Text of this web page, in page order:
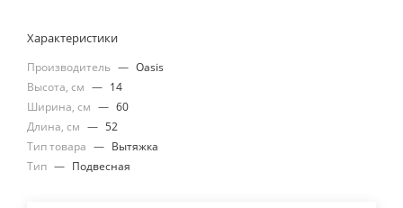
Характеристики
Производитель — Oasis
Высота, см — 14
Ширина, см — 60
Длина, см — 52
Тип товара — Bытяжка
Тип — Подвесная